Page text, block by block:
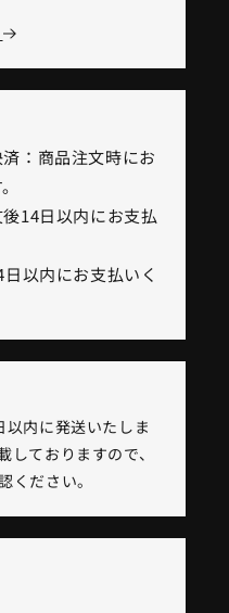
：商品注文時にお
14日以内にお支払
以内にお支払いく
内に発送いたしま
しておりますので、
ください。